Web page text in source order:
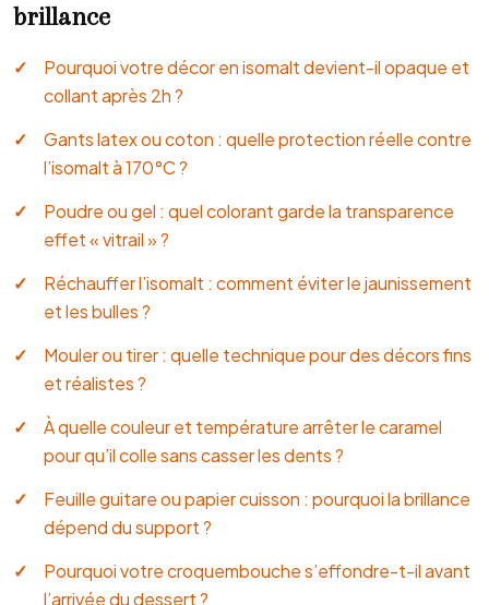
brillance
Pourquoi votre décor en isomalt devient-il opaque et
collant après 2h ?
Gants latex ou coton : quelle protection réelle contre
l’isomalt à 170°C ?
Poudre ou gel : quel colorant garde la transparence
effet « vitrail » ?
Réchauffer l’isomalt : comment éviter le jaunissement
et les bulles ?
Mouler ou tirer : quelle technique pour des décors fins
et réalistes ?
À quelle couleur et température arrêter le caramel
pour qu’il colle sans casser les dents ?
Feuille guitare ou papier cuisson : pourquoi la brillance
dépend du support ?
Pourquoi votre croquembouche s’effondre-t-il avant
l’arrivée du dessert ?